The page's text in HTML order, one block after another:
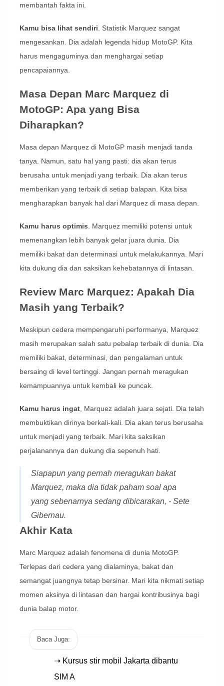
membantah fakta ini.
Kamu bisa lihat sendiri . Statistik Marquez sangat
mengesankan. Dia adalah legenda hidup MotoGP. Kita
harus mengaguminya dan menghargai setiap
pencapaiannya.
Masa Depan Marc Marquez di
MotoGP: Apa yang Bisa
Diharapkan?
Masa depan Marquez di MotoGP masih menjadi tanda
tanya. Namun, satu hal yang pasti: dia akan terus
berusaha untuk menjadi yang terbaik. Dia akan terus
memberikan yang terbaik di setiap balapan. Kita bisa
mengharapkan banyak hal dari Marquez di masa depan.
Kamu harus optimis . Marquez memiliki potensi untuk
memenangkan lebih banyak gelar juara dunia. Dia
memiliki bakat dan determinasi untuk melakukannya. Mari
kita dukung dia dan saksikan kehebatannya di lintasan.
Review Marc Marquez: Apakah Dia
Masih yang Terbaik?
Meskipun cedera mempengaruhi performanya, Marquez
masih merupakan salah satu pebalap terbaik di dunia. Dia
memiliki bakat, determinasi, dan pengalaman untuk
bersaing di level tertinggi. Jangan pernah meragukan
kemampuannya untuk kembali ke puncak.
Kamu harus ingat, Marquez adalah juara sejati. Dia telah
membuktikan dirinya berkali-kali. Dia akan terus berusaha
untuk menjadi yang terbaik. Mari kita saksikan
perjalanannya dan dukung dia sepenuh hati.
Siapapun yang pernah meragukan bakat
Marquez, maka dia tidak paham soal apa
yang sebenarnya sedang dibicarakan, - Sete
Gibernau.
Akhir Kata
Marc Marquez adalah fenomena di dunia MotoGP.
Terlepas dari cedera yang dialaminya, bakat dan
semangat juangnya tetap bersinar. Mari kita nikmati setiap
momen aksinya di lintasan dan hargai kontribusinya bagi
dunia balap motor.
Baca Juga:
➝ Kursus stir mobil Jakarta dibantu
SIM A